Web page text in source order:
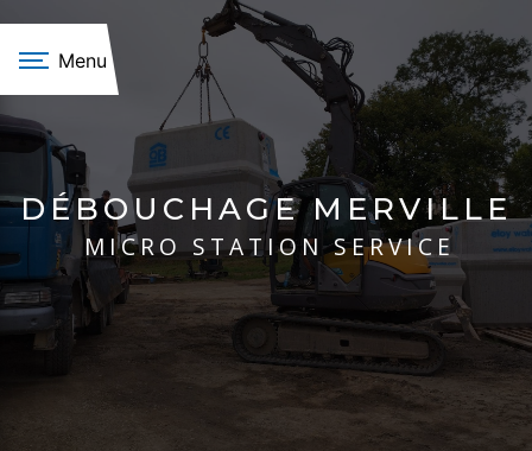
Menu
DÉBOUCHAGE MERVILLE
MICRO STATION SERVICE
Panneau de gestion des cookies